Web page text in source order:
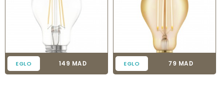
EGLO Prix
149 MAD EGLO Prix
79 MAD